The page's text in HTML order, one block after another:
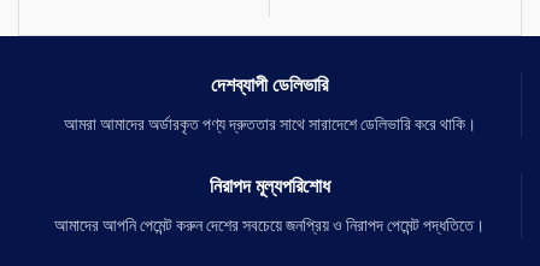
দেশব্যাপী ডেলিভারি
আমরা আমাদের অর্ডারকৃত পণ্য দ্রুততার সাথে সারাদেশে ডেলিভারি করে থাকি।
নিরাপদ মূল্যপরিশোধ
আমাদের আপনি পেমেন্ট করুন দেশের সবচেয়ে জনপ্রিয় ও নিরাপদ পেমেন্ট পদ্ধতিতে।